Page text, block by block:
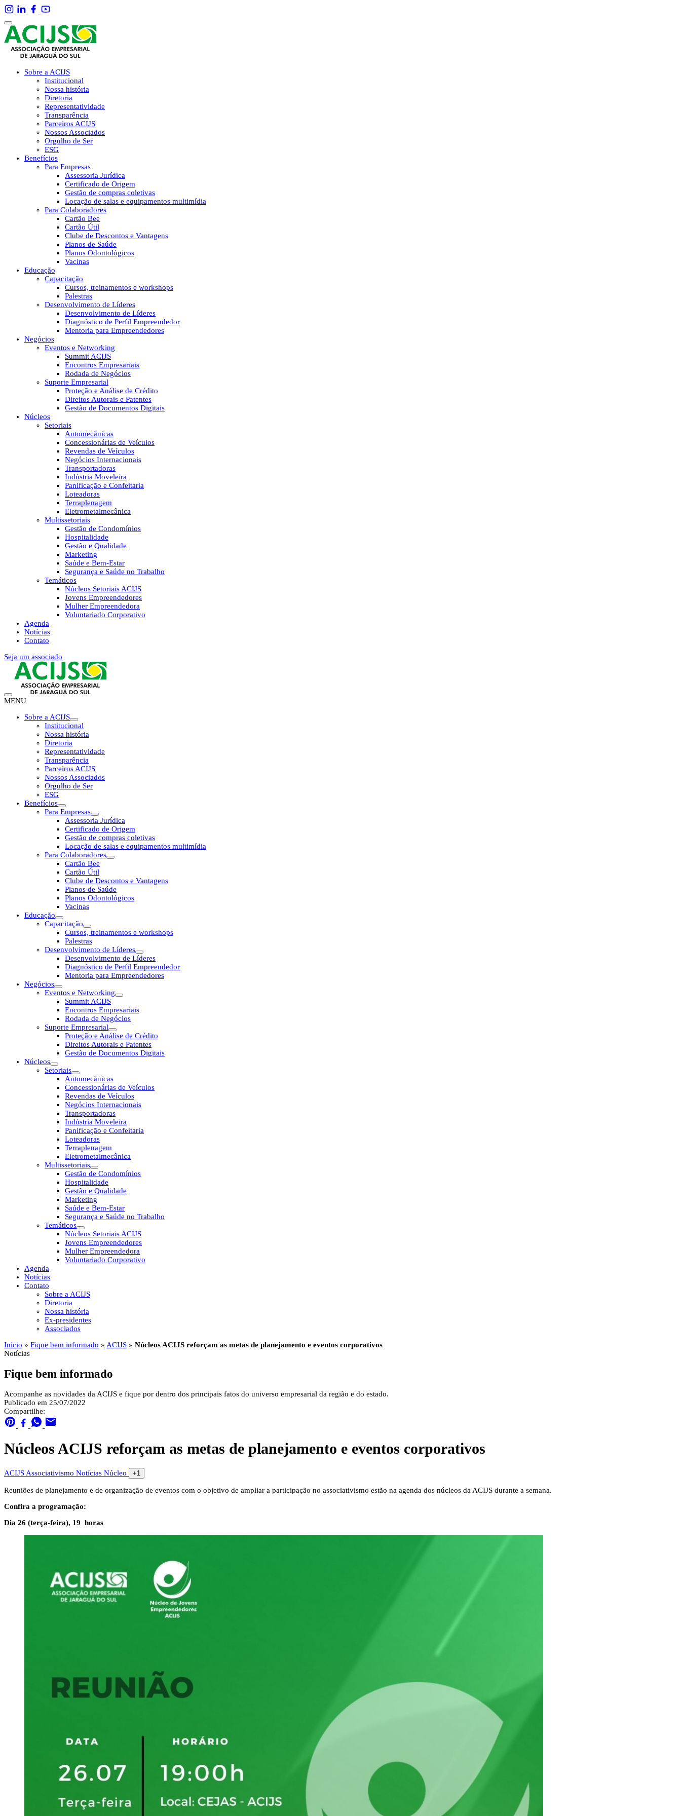
Sobre a ACIJS
Institucional
Nossa história
Diretoria
Representatividade
Transparência
Parceiros ACIJS
Nossos Associados
Orgulho de Ser
ESG
Benefícios
Para Empresas
Assessoria Jurídica
Certificado de Origem
Gestão de compras coletivas
Locação de salas e equipamentos multimídia
Para Colaboradores
Cartão Bee
Cartão Útil
Clube de Descontos e Vantagens
Planos de Saúde
Planos Odontológicos
Vacinas
Educação
Capacitação
Cursos, treinamentos e workshops
Palestras
Desenvolvimento de Líderes
Desenvolvimento de Líderes
Diagnóstico de Perfil Empreendedor
Mentoria para Empreendedores
Negócios
Eventos e Networking
Summit ACIJS
Encontros Empresariais
Rodada de Negócios
Suporte Empresarial
Proteção e Análise de Crédito
Direitos Autorais e Patentes
Gestão de Documentos Digitais
Núcleos
Setoriais
Automecânicas
Concessionárias de Veículos
Revendas de Veículos
Negócios Internacionais
Transportadoras
Indústria Moveleira
Panificação e Confeitaria
Loteadoras
Terraplenagem
Eletrometalmecânica
Multissetoriais
Gestão de Condomínios
Hospitalidade
Gestão e Qualidade
Marketing
Saúde e Bem-Estar
Segurança e Saúde no Trabalho
Temáticos
Núcleos Setoriais ACIJS
Jovens Empreendedores
Mulher Empreendedora
Voluntariado Corporativo
Agenda
Notícias
Contato
Seja um associado
MENU
Sobre a ACIJS
Institucional
Nossa história
Diretoria
Representatividade
Transparência
Parceiros ACIJS
Nossos Associados
Orgulho de Ser
ESG
Benefícios
Para Empresas
Assessoria Jurídica
Certificado de Origem
Gestão de compras coletivas
Locação de salas e equipamentos multimídia
Para Colaboradores
Cartão Bee
Cartão Útil
Clube de Descontos e Vantagens
Planos de Saúde
Planos Odontológicos
Vacinas
Educação
Capacitação
Cursos, treinamentos e workshops
Palestras
Desenvolvimento de Líderes
Desenvolvimento de Líderes
Diagnóstico de Perfil Empreendedor
Mentoria para Empreendedores
Negócios
Eventos e Networking
Summit ACIJS
Encontros Empresariais
Rodada de Negócios
Suporte Empresarial
Proteção e Análise de Crédito
Direitos Autorais e Patentes
Gestão de Documentos Digitais
Núcleos
Setoriais
Automecânicas
Concessionárias de Veículos
Revendas de Veículos
Negócios Internacionais
Transportadoras
Indústria Moveleira
Panificação e Confeitaria
Loteadoras
Terraplenagem
Eletrometalmecânica
Multissetoriais
Gestão de Condomínios
Hospitalidade
Gestão e Qualidade
Marketing
Saúde e Bem-Estar
Segurança e Saúde no Trabalho
Temáticos
Núcleos Setoriais ACIJS
Jovens Empreendedores
Mulher Empreendedora
Voluntariado Corporativo
Agenda
Notícias
Contato
Sobre a ACIJS
Diretoria
Nossa história
Ex-presidentes
Associados
Início » Fique bem informado » ACIJS » Núcleos ACIJS reforçam as metas de planejamento e eventos corporativos
Notícias
Fique bem informado
Acompanhe as novidades da ACIJS e fique por dentro dos principais fatos do universo empresarial da região e do estado.
Publicado em 25/07/2022
Compartilhe:
Núcleos ACIJS reforçam as metas de planejamento e eventos corporativos
ACIJS Associativismo Notícias Núcleo +1
Reuniões de planejamento e de organização de eventos com o objetivo de ampliar a participação no associativismo estão na agenda dos núcleos da ACIJS durante a semana.
Confira a programação:
Dia 26 (terça-feira), 19 horas